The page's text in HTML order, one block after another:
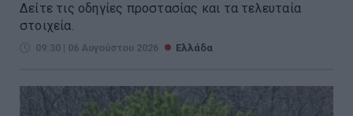
Δείτε τις οδηγίες προστασίας και τα τελευταία
στοιχεία.
09:30 | 06 Αυγούστου 2026 Ελλάδα